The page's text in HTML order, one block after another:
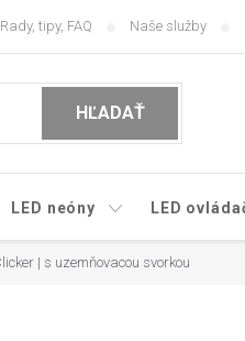
Rady, tipy, FAQ Naše služby
HĽADAŤ
LED neóny LED
| s uzemňovacou svorkou